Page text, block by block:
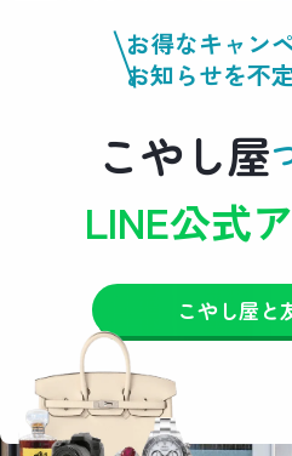
お得なキャン
お知らせを不
こやし屋
LINE公式
こやし屋と